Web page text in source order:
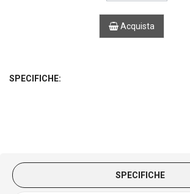
Acquista
SPECIFICHE:
SPECIFICHE